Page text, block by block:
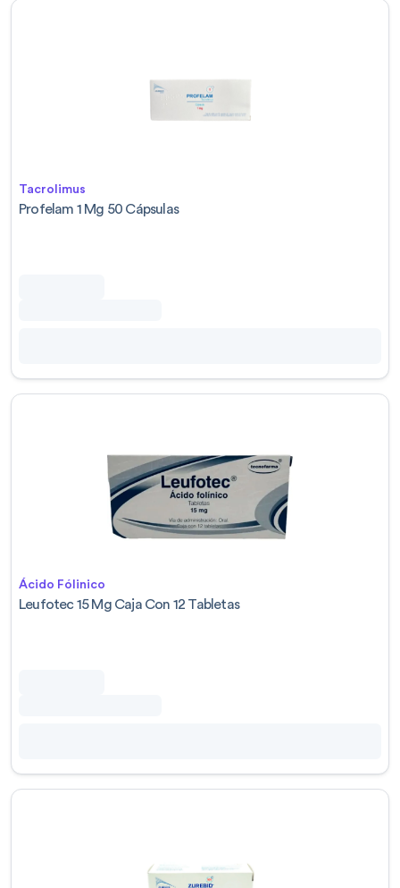
Tacrolimus
Profelam 1 Mg 50 Cápsulas
Ácido Fólinico
Leufotec 15 Mg Caja Con 12 Tabletas